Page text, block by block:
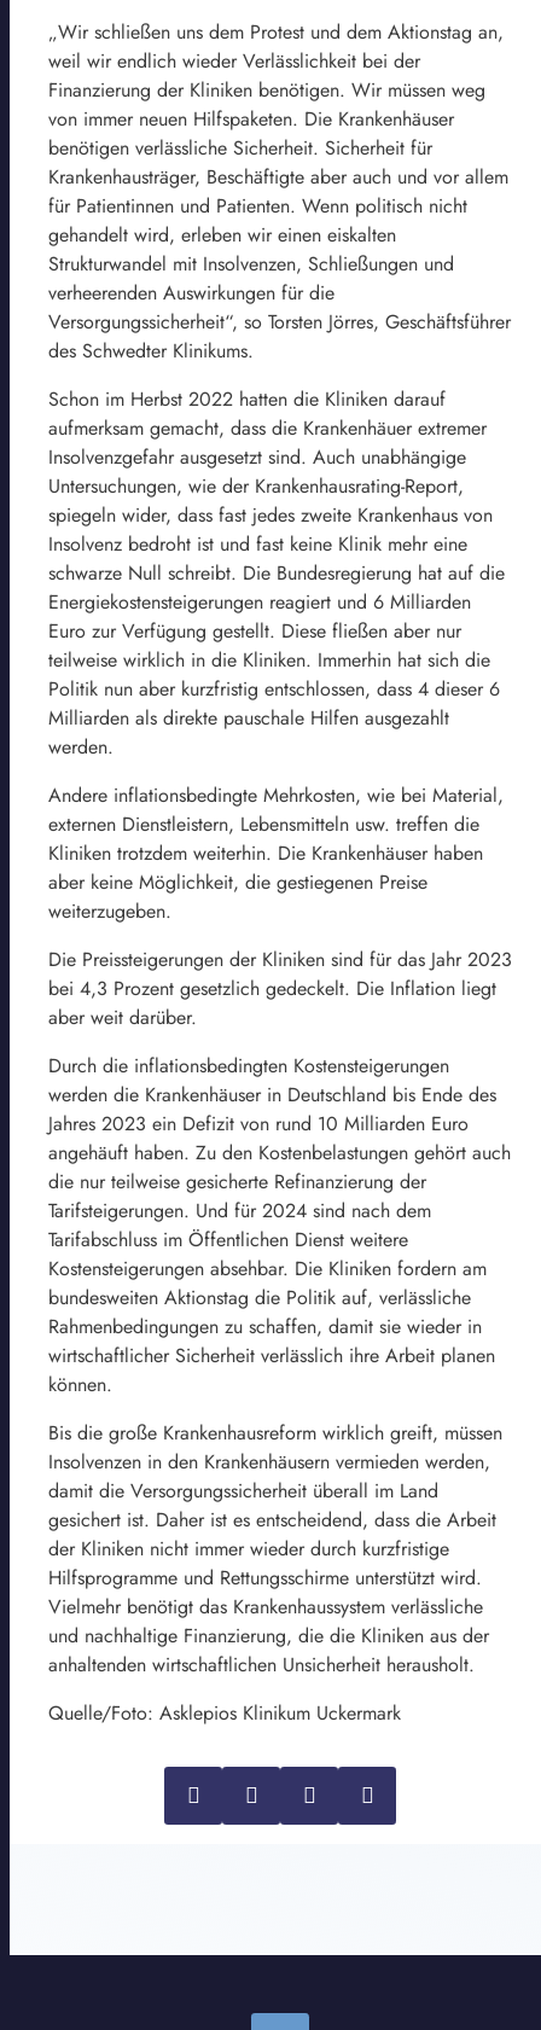
„Wir schließen uns dem Protest und dem Aktionstag an,
weil wir endlich wieder Verlässlichkeit bei der
Finanzierung der Kliniken benötigen. Wir müssen weg
von immer neuen Hilfspaketen. Die Krankenhäuser
benötigen verlässliche Sicherheit. Sicherheit für
Krankenhausträger, Beschäftigte aber auch und vor allem
für Patientinnen und Patienten. Wenn politisch nicht
gehandelt wird, erleben wir einen eiskalten
Strukturwandel mit Insolvenzen, Schließungen und
verheerenden Auswirkungen für die
Versorgungssicherheit“, so Torsten Jörres, Geschäftsführer
des Schwedter Klinikums.
Schon im Herbst 2022 hatten die Kliniken darauf
aufmerksam gemacht, dass die Krankenhäuer extremer
Insolvenzgefahr ausgesetzt sind. Auch unabhängige
Untersuchungen, wie der Krankenhausrating-Report,
spiegeln wider, dass fast jedes zweite Krankenhaus von
Insolvenz bedroht ist und fast keine Klinik mehr eine
schwarze Null schreibt. Die Bundesregierung hat auf die
Energiekostensteigerungen reagiert und 6 Milliarden
Euro zur Verfügung gestellt. Diese fließen aber nur
teilweise wirklich in die Kliniken. Immerhin hat sich die
Politik nun aber kurzfristig entschlossen, dass 4 dieser 6
Milliarden als direkte pauschale Hilfen ausgezahlt
werden.
Andere inflationsbedingte Mehrkosten, wie bei Material,
externen Dienstleistern, Lebensmitteln usw. treffen die
Kliniken trotzdem weiterhin. Die Krankenhäuser haben
aber keine Möglichkeit, die gestiegenen Preise
weiterzugeben.
Die Preissteigerungen der Kliniken sind für das Jahr 2023
bei 4,3 Prozent gesetzlich gedeckelt. Die Inflation liegt
aber weit darüber.
Durch die inflationsbedingten Kostensteigerungen
werden die Krankenhäuser in Deutschland bis Ende des
Jahres 2023 ein Defizit von rund 10 Milliarden Euro
angehäuft haben. Zu den Kostenbelastungen gehört auch
die nur teilweise gesicherte Refinanzierung der
Tarifsteigerungen. Und für 2024 sind nach dem
Tarifabschluss im Öffentlichen Dienst weitere
Kostensteigerungen absehbar. Die Kliniken fordern am
bundesweiten Aktionstag die Politik auf, verlässliche
Rahmenbedingungen zu schaffen, damit sie wieder in
wirtschaftlicher Sicherheit verlässlich ihre Arbeit planen
können.
Bis die große Krankenhausreform wirklich greift, müssen
Insolvenzen in den Krankenhäusern vermieden werden,
damit die Versorgungssicherheit überall im Land
gesichert ist. Daher ist es entscheidend, dass die Arbeit
der Kliniken nicht immer wieder durch kurzfristige
Hilfsprogramme und Rettungsschirme unterstützt wird.
Vielmehr benötigt das Krankenhaussystem verlässliche
und nachhaltige Finanzierung, die die Kliniken aus der
anhaltenden wirtschaftlichen Unsicherheit herausholt.
Quelle/Foto: Asklepios Klinikum Uckermark